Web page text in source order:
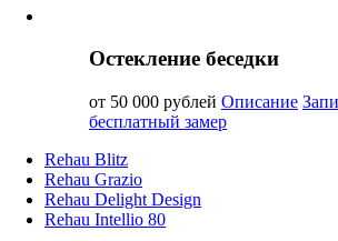
Остекление беседки
от 50 000 рублей Описание
бесплатный замер
Rehau Blitz
Rehau Grazio
Rehau Delight Design
Rehau Intellio 80